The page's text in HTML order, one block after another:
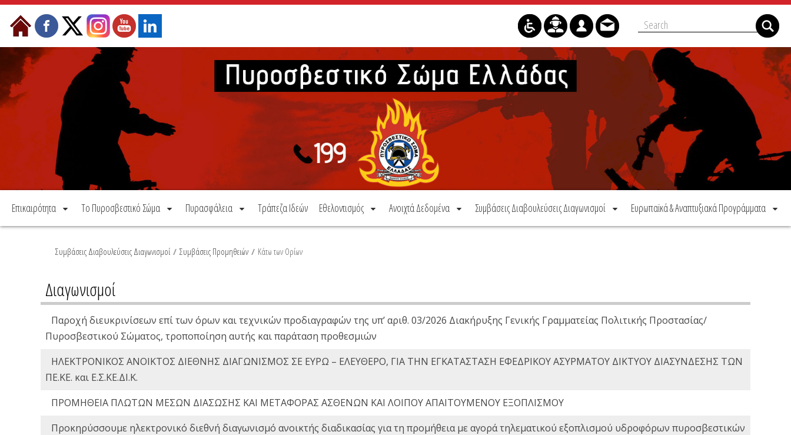
Μετάβαση στο περιεχόμενο
Επικαιρότητα Το Πυροσβεστικό Σώμα Πυρασφάλεια Τράπεζα Ιδεών Εθελοντισμός Ανοιχτά Δεδομένα Συμβάσεις Διαβουλεύσεις Διαγωνισμοί Ευρωπαϊκά & Αναπτυξιακά Προγράμματα
Συμβάσεις Διαβουλεύσεις Διαγωνισμοί / Συμβάσεις Προμηθειών / Κάτω των Ορίων
Διαγωνισμοί
Παροχή διευκρινίσεων επί των όρων και τεχνικών προδιαγραφών της υπ’ αριθ. 03/2026 Διακήρυξης Γενικής Γραμματείας Πολιτικής Προστασίας/
Πυροσβεστικού Σώματος, τροποποίηση αυτής και παράταση προθεσμιών
ΗΛΕΚΤΡΟΝΙΚΟΣ ΑΝΟΙΚΤΟΣ ΔΙΕΘΝΗΣ ΔΙΑΓΩΝΙΣΜΟΣ ΣΕ ΕΥΡΩ – ΕΛΕΥΘΕΡΟ, ΓΙΑ ΤΗΝ ΕΓΚΑΤΑΣΤΑΣΗ ΕΦΕΔΡΙΚΟΥ ΑΣΥΡΜΑΤΟΥ ΔΙΚΤΥΟΥ ΔΙΑΣΥΝΔΕΣΗΣ ΤΩΝ
ΠΕ.ΚΕ. και Ε.Σ.ΚΕ.ΔΙ.Κ.
ΠΡΟΜΗΘΕΙΑ ΠΛΩΤΩΝ ΜΕΣΩΝ ΔΙΑΣΩΣΗΣ ΚΑΙ ΜΕΤΑΦΟΡΑΣ ΑΣΘΕΝΩΝ ΚΑΙ ΛΟΙΠΟΥ ΑΠΑΙΤΟΥΜΕΝΟΥ ΕΞΟΠΛΙΣΜΟΥ
Προκηρύσσουμε ηλεκτρονικό διεθνή διαγωνισμό ανοικτής διαδικασίας για τη προμήθεια με αγορά τηλεματικού εξοπλισμού υδροφόρων πυροσβεστικών